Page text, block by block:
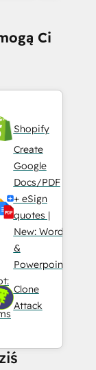
Ci
Shopify
Create
Google
Docs/PDF
+ eSign
quotes |
New: Word
&
Powerpoint
Clone
Attack